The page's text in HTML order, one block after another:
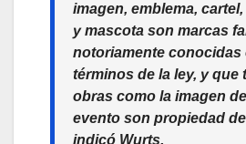
imagen, emblema,
y mascota son marcas
notoriamente conocidas
términos de la ley, y que
obras como la imagen
evento son propiedad de
indicó Wurts.